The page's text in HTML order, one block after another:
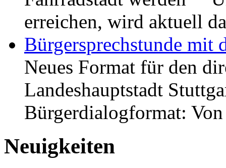
erreichen, wird aktuell
Bürgersprechstunde mit
Neues Format für den
Landeshauptstadt
Bürgerdialogformat:
Neuigkeiten